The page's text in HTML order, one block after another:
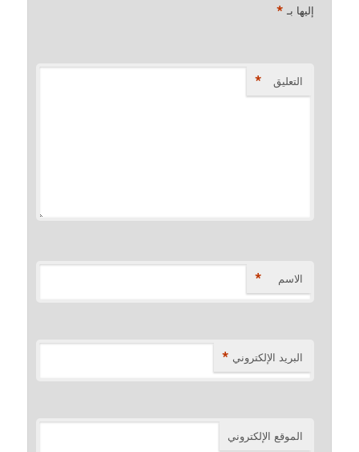
إليها بـ *
التعليق *
الاسم *
البريد الإلكتروني *
الموقع الإلكتروني